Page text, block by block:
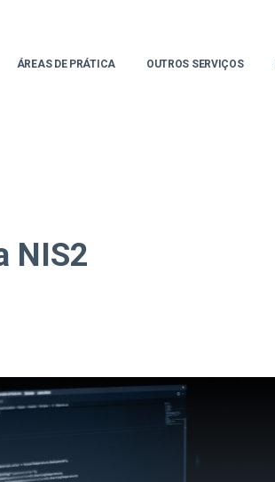
ÁREAS DE PRÁTICA OUTROS SERVIÇOS
NIS2